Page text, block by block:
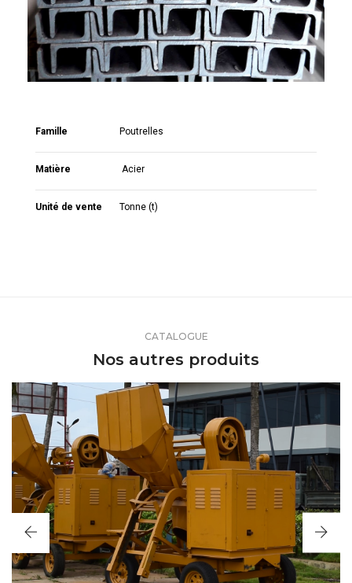
Famille Poutrelles
Matière Acier
Unité de vente Tonne (t)
CATALOGUE
Nos autres produits